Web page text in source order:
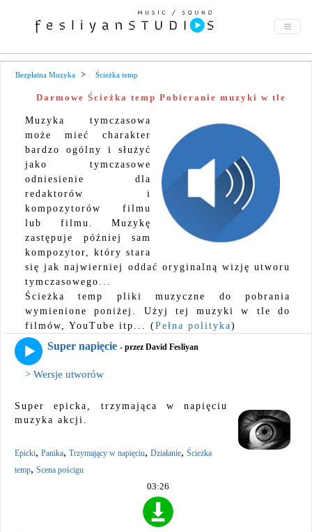
Bezpłatna Muzyka Ścieżka temp
Darmowe Ścieżka temp Pobieranie muzyki w tle
Muzyka tymczasowa
może mieć charakter
bardzo ogólny i służyć
jako tymczasowe
odniesienie dla
redaktorów i
kompozytorów filmu
lub filmu. Muzykę
zastępuje później sam
kompozytor, który stara
się jak najwierniej oddać oryginalną wizję utworu
tymczasowego...
Ścieżka temp pliki muzyczne do pobrania
wymienione poniżej. Użyj tej muzyki w tle do
filmów, YouTube itp... (Pełna polityka)
Super napięcie - przez David Fesliyan
> Wersje utworów
Super epicka, trzymająca w napięciu
muzyka akcji.
Epicki, Panika, Trzymający w napięciu, Działanie, Ścieżka
temp, Scena pościgu
03:26